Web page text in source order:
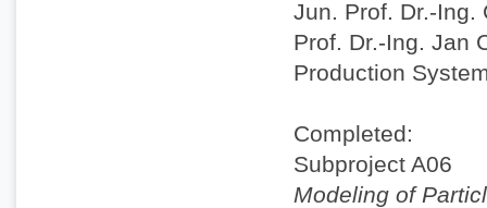
Jun. Prof. Dr.-Ing.
Prof. Dr.-Ing. Jan
Production
Completed:
Subproject A06
Modeling of